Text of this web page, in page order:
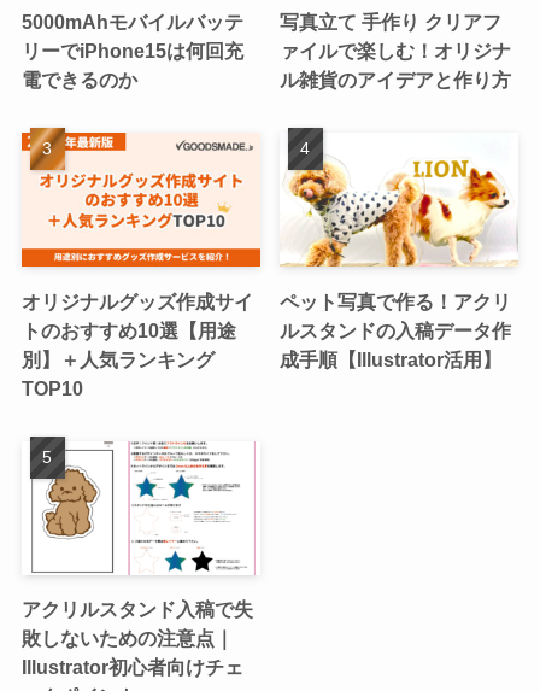
5000mAhモバイルバッテ
リーでiPhone15は何回充
電できるのか
写真立て 手作り クリアフ
ァイルで楽しむ！オリジナ
ル雑貨のアイデアと作り方
オリジナルグッズ作成サイ
トのおすすめ10選【用途
別】＋人気ランキング
TOP10
ペット写真で作る！アクリ
ルスタンドの入稿データ作
成手順【Illustrator活用】
アクリルスタンド入稿で失
敗しないための注意点｜
Illustrator初心者向けチェ